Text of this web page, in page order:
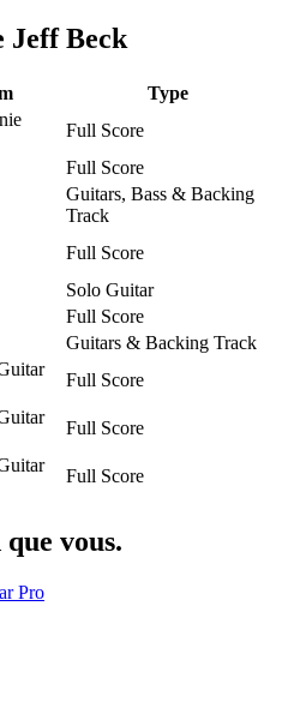
Jeff Beck
Type
Full Score
Full Score
Guitars, Bass & Backing
Track
Full Score
Solo Guitar
Full Score
Guitars & Backing Track
Full Score
Full Score
Full Score
vous.
Pro